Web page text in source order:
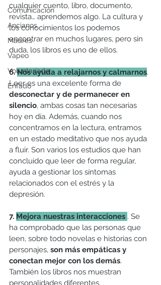
Comunicación
Ancianos
Madres
Vapeo
Voluntariado
Enfado
cualquier cuento, libro, documento,
revista… aprendemos algo. La cultura y
los conocimientos los podemos
encontrar en muchos lugares, pero sin
duda, los libros es uno de ellos.
6. Nos ayuda a relajarnos y calmarnos.
Leer es una excelente forma de
desconectar y de permanecer en
silencio, ambas cosas tan necesarias
hoy en día. Además, cuando nos
concentramos en la lectura, entramos
en un estado meditativo que nos ayuda
a fluir. Son varios los estudios que han
concluido que leer de forma regular,
ayuda a gestionar los síntomas
relacionados con el estrés y la
depresión.
7. Mejora nuestras interacciones . Se
ha comprobado que las personas que
leen, sobre todo novelas e historias con
personajes, son más empáticas y
conectan mejor con los demás.
También los libros nos muestran
personalidades diferentes,